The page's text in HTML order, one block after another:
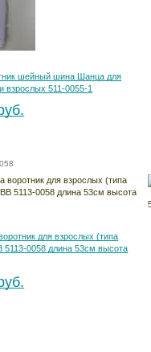
шейный шина Шанца для
взрослых 511-0055-1
для взрослых (типа
0058 длина 53см высота